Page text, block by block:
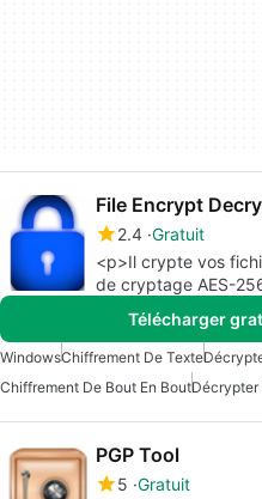
File Encrypt
2.4 Gratuit
<p>Il crypte vos
de cryptage AES-
Télécharger
WindowsChiffrement De Texte
Chiffrement De Bout En BoutDécrypter
PGP Tool
5 Gratuit